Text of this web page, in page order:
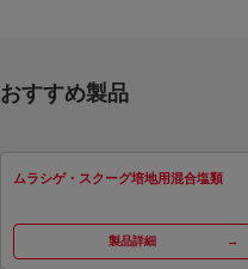
おすすめ製品
ムラシゲ・スクーグ培地用混合塩類
製品詳細